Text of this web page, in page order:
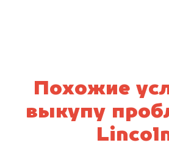
Похожие
выкупу